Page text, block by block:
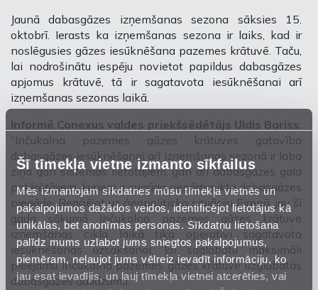
Šī tīmekļa vietne izmanto sīkfailus
Mēs izmantojam sīkdatnes mūsu tīmekļa vietnēs un
pakalpojumos dažādos veidos, identificējot lietotājus kā
unikālas, bet anonīmas personas. Sīkdatņu lietošana
palīdz mums uzlabot jums sniegtos pakalpojumus,
piemēram, neļaujot jums vēlreiz ievadīt informāciju, ko
jau esat ievadījis, un ļauj tīmekļa vietnei atcerēties, vai
Jaunā dabasgāzes izņemšanas sezona sāksies 15.
oktobrī. Ierasts ka izņemšanas sezona ir laiks, kad ir
noslēgusies gāzes iesūknēšana pazemes krātuvē. Taču,
lai nodrošinātu iespēju novietot papildus dabasgāzes
apjomus krātuvē, tā ir sagatavota iesūknēšanai arī
izņemšanas sezonas laikā.
Informē Conexus valdes priekšsēdētājs Uldis Bariss:
“Inčukalna pazemes gāzes krātuves gatavība
dabasgāzes iesūknēšanai arī izņemšanas sezonā ir laba
ziņa gan sistēmas lietotājiem, gan arī dabasgāzes gala
patērētājiem, kuriem ir svarīga nepārtraukta dabasgāzes
piegāde. Reaģējot uz ģeopolitisko situāciju Eiropā, jau šī
gada sākumā Inčukalna pazemes gāzes krātuve
izņemšanas cikla laikā tika operatīvi sagatavota
iesūknēšanas uzsākšanai, lai saglabātu maksimāli
pieejamu Inčukalna pazemes gāzes krātuvē uzglabātās
dabasgāzes daudzumu.”